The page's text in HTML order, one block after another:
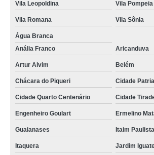
panetone recheado trufado Parque Mandaqui
panetone trufado gourmet São Miguel Paulista
preço de chocotone trufado Parque Mandaqui
empresa de panetone trufado caseiro M'Boi Mirim
preço de panetone trufado chocolate Jacareí
chocotone trufado preço Perdizes
chocotone trufado chocolate preço São José dos
empresa de panetone trufado artesanal São Paulo
empresa de panetone trufado barato Jardim São
Vila Leopoldina Vila Pompeia
Vila Romana Vila Sônia
Água Branca
Anália Franco
Aricanduva
Artur Alvim Belém
Chácara do Piqueri Cidade
Cidade Quarto Centenário Cidade
Engenheiro Goulart Ermelino
Guaianases Itaim Paulista
Itaquera Jardim